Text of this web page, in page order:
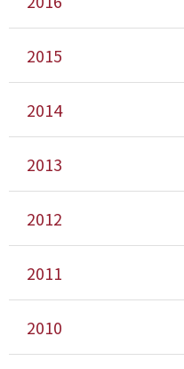
2015
2014
2013
2012
2011
2010